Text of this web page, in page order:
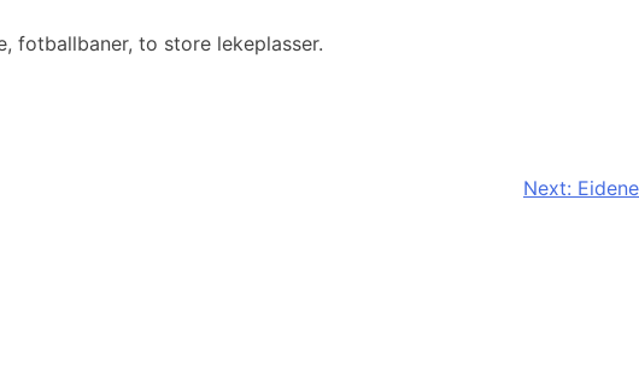
fotballbaner, to store lekeplasser.
Next: Eidene